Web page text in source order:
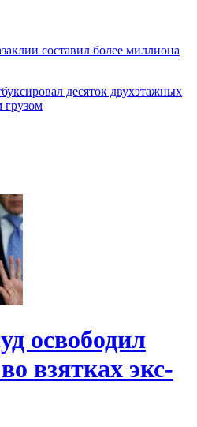
составил более миллиона
десяток двухэтажных
грузом
освободил
взятках экс-